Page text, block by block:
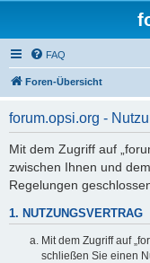
FAQ
Foren-Übersicht
forum.opsi.org -
Mit dem Zugriff auf
zwischen Ihnen und
Regelungen
1. NUTZUNGSVERTRAG
Mit dem Zugriff auf
schließen Sie einen